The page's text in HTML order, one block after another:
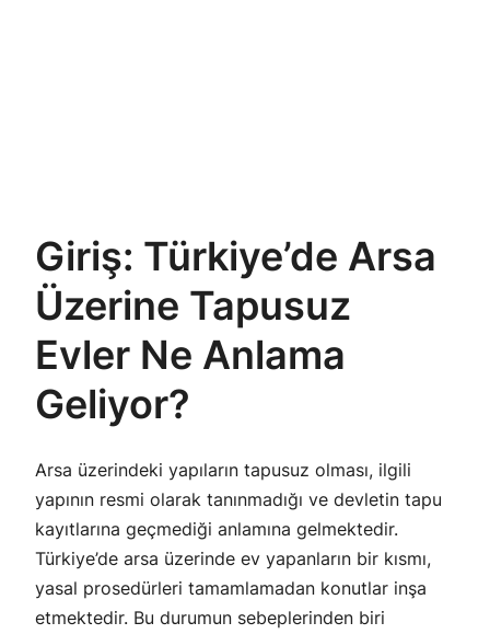
Giriş: Türkiye’de Arsa
Üzerine Tapusuz
Evler Ne Anlama
Geliyor?
Arsa üzerindeki yapıların tapusuz olması, ilgili
yapının resmi olarak tanınmadığı ve devletin tapu
kayıtlarına geçmediği anlamına gelmektedir.
Türkiye’de arsa üzerinde ev yapanların bir kısmı,
yasal prosedürleri tamamlamadan konutlar inşa
etmektedir. Bu durumun sebeplerinden biri